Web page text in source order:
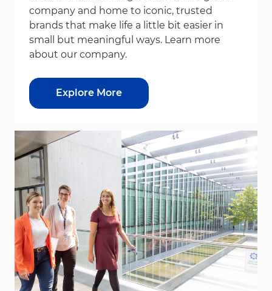
company and home to iconic, trusted
brands that make life a little bit easier in
small but meaningful ways. Learn more
about our company.
Explore More